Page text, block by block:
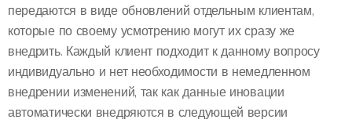
передаются в виде обновлений отдельным клиентам,
которые по своему усмотрению могут их сразу же
внедрить. Каждый клиент подходит к данному вопросу
индивидуально и нет необходимости в немедленном
внедрении изменений, так как данные иновации
автоматически внедряются в следующей версии